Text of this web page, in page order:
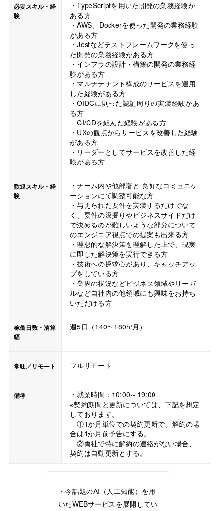
必要スキル・経
験
・TypeScriptを用いた開発の業務経験が
ある方
・AWS、Dockerを使った開発の業務経験
がある方
・Jestなどテストフレームワークを使っ
た開発の業務経験がある方
・インフラの設計・構築の開発の業務経
験がある方
・マルチテナント構成のサービスを運用
した経験がある方
・OIDCに則った認証周りの実装経験があ
る方
・CI/CDを組んだ経験がある方
・UXの観点からサービスを改善した経験
がある方
・リーダーとしてサービスを改善した経
験がある方
歓迎スキル・経
験
・チーム内や他部署と 良好なコミュニケ
ーションにて調整可能な方
・与えられた要件を実装するだけでな
く、要件の深掘りやビジネスサイドだけ
で決めるのが難しいような部分について
のエンジニア視点での提案も出来る方
・理想的な解決策を理解した上で、現実
に即した解決策を実行できる方
・技術への探求心があり、キャッチアッ
プをしている方
・業界の状況などビジネス領域やリーガ
ルなど自社内の他領域にも興味をお持ち
いただける方
稼働日数・清算
幅
週5日（140〜180h/月）
常駐／リモート フルリモート
備考
・就業時間：10:00～19:00
※契約期間と更新については、下記を想定
しております。
①1か月単位での契約更新で、解約の場
合は1か月前予告にする。
②両社で特に解約の連絡がない場合、
契約は自動更新とする。
・今話題のAI（人工知能）を用
いたWEBサービスを展開してい